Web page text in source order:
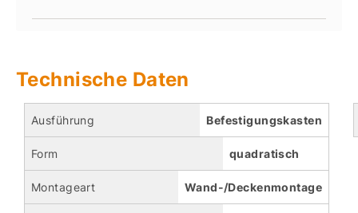
Technische Daten
Ausführung Befestigungskasten
Form quadratisch
Montageart Wand-/Deckenmontage